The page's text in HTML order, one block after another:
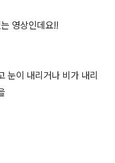
영상인데요!!
눈이 내리거나 비가 내리